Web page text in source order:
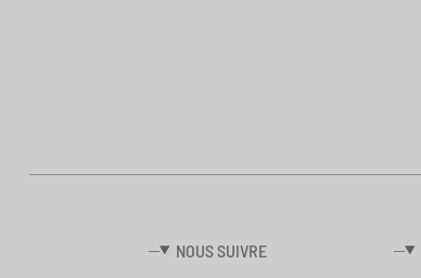
NOUS SUIVRE